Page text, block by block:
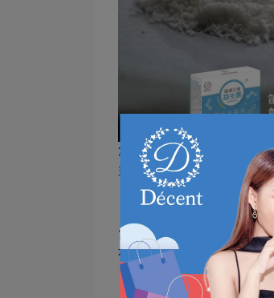
您知道嗎，笛頌三效益生菌
益生菌，讓它的存活率提
當益生菌進入您的口中，
被胃酸給破壞，到達不了